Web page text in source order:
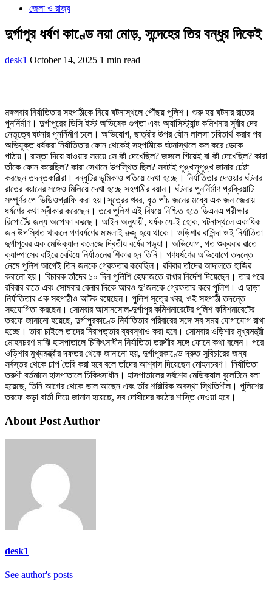
জেলা ও রাজ্য
দুর্গাপুর ধর্ষণ কাণ্ডে নয়া মোড়, সন্দেহের তির বন্ধুর দিকেই
desk1 October 14, 2025 1 min read
মঙ্গলবার নির্যাতিতার সহপাঠীকে নিয়ে ঘটনাস্থলে পৌঁছয় পুলিশ। শুরু হয় ঘটনার রাতের
পুনর্নির্মাণ। দুর্গাপুরের ডিসি ইস্ট অভিষেক গুপ্তা এবং অ্যাসিস্ট্যান্ট কমিশনার সুবীর দের
নেতৃত্বে ঘটনার পুনর্নির্মাণ চলে। অভিযোগ, ছাত্রীর উপর যৌন লালসা চরিতার্থ করার পর
অভিযুক্ত ধর্ষকরা নির্যাতিতার ফোন থেকেই সহপাঠীকে ঘটনাস্থলে কল করে ডেকে
পাঠায়। রাস্তা দিয়ে যাওয়ার সময়ে সে কী দেখেছিল? জঙ্গলে গিয়েই বা কী দেখেছিল? কারা
তাঁকে ফোন করেছিল? কারা সেখানে উপস্থিত ছিল? সবটাই পুঙ্খানুপুঙ্খ জানার চেষ্টা
করছেন তদন্তকারীরা। বন্ধুটির ভূমিকাও খতিয়ে দেখা হচ্ছে। নির্যাতিতার দেওয়ার ঘটনার
রাতের বয়ানের সঙ্গেও মিলিয়ে দেখা হচ্ছে সহপাঠীর বয়ান। ঘটনার পুনর্নির্মাণ প্রক্রিয়াটি
সম্পূর্ণরূপে ভিডিওগ্রাফি করা হয়।সূত্রের খবর, ধৃত পাঁচ জনের মধ্যে এক জন জেরায়
ধর্ষণের কথা স্বীকার করেছেন। তবে পুলিশ এই বিষয়ে নিশ্চিত হতে ডিএনএ পরীক্ষার
রিপোর্টের জন্য অপেক্ষা করছে। আইন অনুযায়ী, ধর্ষক যে-ই হোক, ঘটনাস্থলে একাধিক
জন উপস্থিত থাকলে গণধর্ষণের মামলাই রুজু হয়ে থাকে। ওড়িশার বাসিন্দা ওই নির্যাতিতা
দুর্গাপুরের এক মেডিক্যাল কলেজে দ্বিতীয় বর্ষের পড়ুয়া। অভিযোগ, গত শুক্রবার রাতে
ক্যাম্পাসের বাইরে বেরিয়ে নির্যাতনের শিকার হন তিনি। গণধর্ষণের অভিযোগে তদন্তে
নেমে পুলিশ আগেই তিন জনকে গ্রেফতার করেছিল। রবিবার তাঁদের আদালতে হাজির
করানো হয়। বিচারক তাঁদের ১০ দিন পুলিশি হেফাজতে রাখার নির্দেশ দিয়েছেন। তার পরে
রবিবার রাতে এবং সোমবার বেলার দিকে আর‌ও দু’জনকে গ্রেফতার করে পুলিশ। এ ছাড়া
নির্যাতিতার এক সহপাঠীও আটক রয়েছেন। পুলিশ সূত্রে খবর, ওই সহপাঠী তদন্তে
সহযোগিতা করছেন। সোমবার আসানসোল-দুর্গাপুর কমিশনারেটের পুলিশ কমিশনারেটের
তরফে জানানো হয়েছে, দুর্গাপুরকাণ্ডে নির্যাতিতার পরিবারের সঙ্গে সব সময় যোগাযোগ রাখা
হচ্ছে। তারা চাইলে তাদের নিরাপত্তার ব্যবস্থাও করা হবে। সোমবার ওড়িশার মুখ্যমন্ত্রী
মোহনচরণ মাঝি হাসপাতালে চিকিৎসাধীন নির্যাতিতা তরুণীর সঙ্গে ফোনে কথা বলেন। পরে
ওড়িশার মুখ্যমন্ত্রীর দফতর থেকে জানানো হয়, দুর্গাপুরকাণ্ডে দ্রুত সুবিচারের জন্য
সর্বস্তর থেকে চাপ তৈরি করা হবে বলে তাঁদের আশ্বাস দিয়েছেন মোহনচরণ। নির্যাতিতা
তরুণী বর্তমানে হাসপাতালে চিকিৎসাধীন। হাসপাতালের সর্বশেষ মেডিক্যাল বুলেটিনে বলা
হয়েছে, তিনি আগের থেকে ভাল আছেন এবং তাঁর শারীরিক অবস্থা স্থিতিশীল। পুলিশের
তরফে কড়া বার্তা দিয়ে জানান হয়েছে, সব দোষীদের কঠোর শাস্তি দেওয়া হবে।
About Post Author
desk1
See author's posts